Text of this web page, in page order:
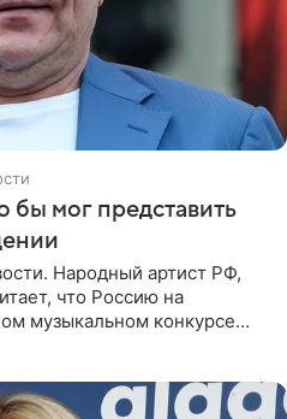
бы мог представить
Народный артист РФ,
что Россию на
музыкальном конкурсе